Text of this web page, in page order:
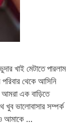
খাই মেটাতে পারলাম
থেকে আসিনি
এক বাড়িতে
খুব ভালোবাসার সম্পর্ক
আমাকে …